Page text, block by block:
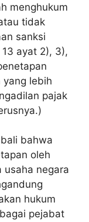
menghukum
tidak
sanksi
ayat 2), 3),
lebih
pajak
bahwa
oleh
usaha negara
hukum
pejabat